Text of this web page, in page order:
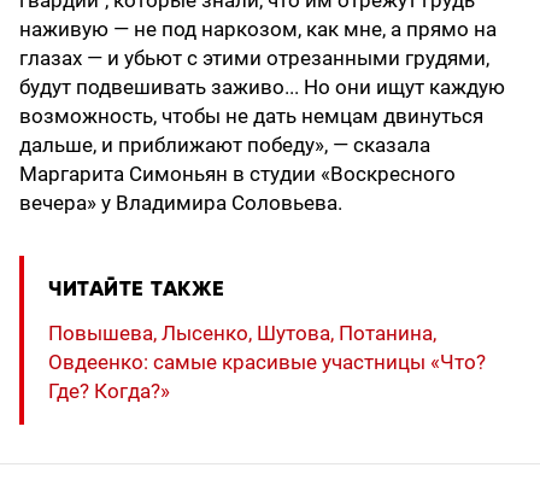
наживую — не под наркозом, как мне, а прямо на
глазах — и убьют с этими отрезанными грудями,
будут подвешивать заживо... Но они ищут каждую
возможность, чтобы не дать немцам двинуться
дальше, и приближают победу», — сказала
Маргарита Симоньян в студии «Воскресного
вечера» у Владимира Соловьева.
ЧИТАЙТЕ ТАКЖЕ
Повышева, Лысенко, Шутова, Потанина,
Овдеенко: самые красивые участницы «Что?
Где? Когда?»